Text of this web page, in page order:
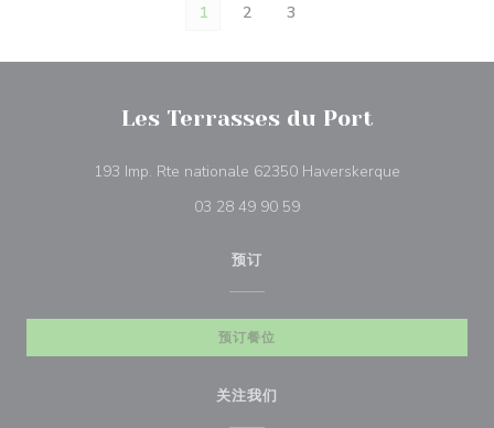
1 2 3
Les Terrasses du Port
193 Imp. Rte nationale 62350 Haverskerque
03 28 49 90 59
预订
预订餐位
关注我们